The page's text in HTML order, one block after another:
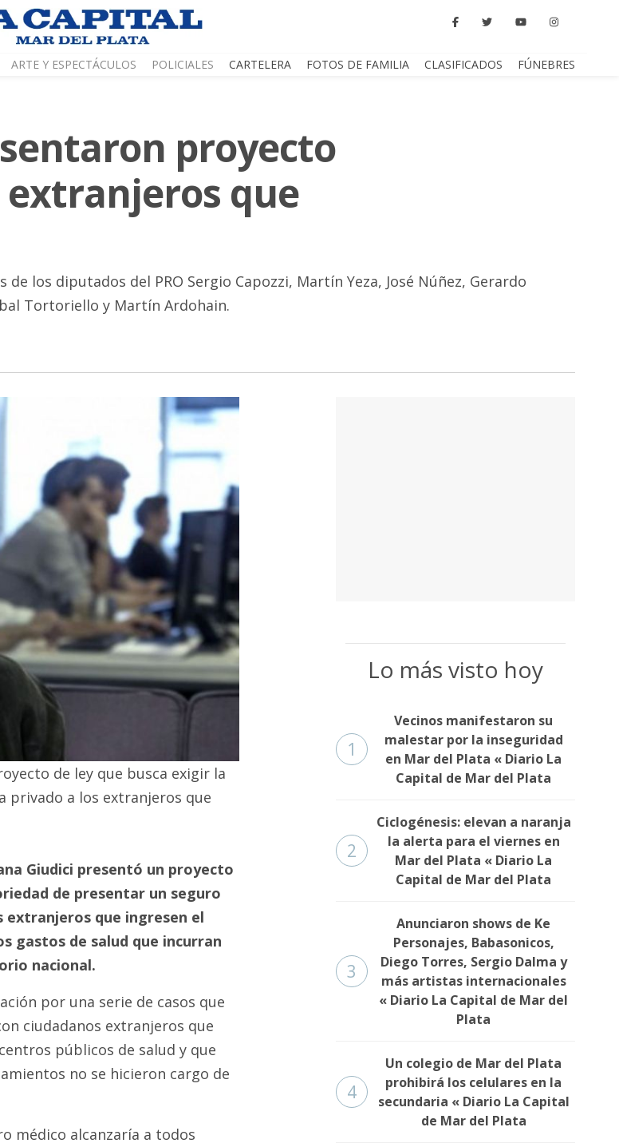
ARTE Y ESPECTÁCULOS POLICIALES CARTELERA FOTOS DE FAMILIA CLASIFICADOS FÚNEBRES
proyecto
que
los diputados del PRO Sergio Capozzi, Martín Yeza, José Núñez, Gerardo
Tortoriello y Martín Ardohain.
de ley que busca exigir la
privado a los extranjeros que
Giudici presentó un proyecto
de presentar un seguro
extranjeros que ingresen el
gastos de salud que incurran
nacional.
por una serie de casos que
ciudadanos extranjeros que
públicos de salud y que
no se hicieron cargo de
médico alcanzaría a todos
Lo más visto hoy
1
Vecinos manifestaron su
malestar por la inseguridad
en Mar del Plata « Diario La
Capital de Mar del Plata
2
Ciclogénesis: elevan a naranja
la alerta para el viernes en
Mar del Plata « Diario La
Capital de Mar del Plata
3
Anunciaron shows de Ke
Personajes, Babasonicos,
Diego Torres, Sergio Dalma y
más artistas internacionales
« Diario La Capital de Mar del
Plata
4
Un colegio de Mar del Plata
prohibirá los celulares en la
secundaria « Diario La Capital
de Mar del Plata